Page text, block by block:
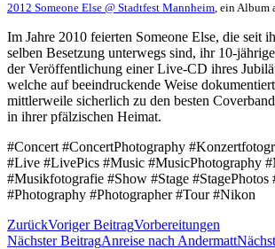
2012 Someone Else @ Stadtfest Mannheim , ein Album
Im Jahre 2010 feierten Someone Else, die seit
selben Besetzung unterwegs sind, ihr 10-
der Veröffentlichung einer Live-CD ihres
welche auf beeindruckende Weise
mittlerweile sicherlich zu den besten
in ihrer pfälzischen Heimat.
#Concert #ConcertPhotography
#Live #LivePics #Music #MusicPhotography
#Musikfotografie #Show #Stage #StagePhotos
#Photography #Photographer #Tour #Nikon
ZurückVoriger BeitragVorbereitungen
Nächster BeitragAnreise nach Andermatt